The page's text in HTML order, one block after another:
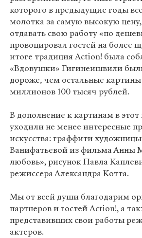
которого в предыдущие годы
молотка за самую высокую
отдавать свою работу «по
провоцировал гостей на более
итоге традиция Action! была
«Вдовушки» Гигинеишвили
дороже, чем остальные
миллионов 100 тысяч рублей.
В дополнение к картинам в этот
уходили не менее интересные
искусства: граффити
Ванифатьевой из фильма Анны
любовь», рисунок Павла
режиссера Александра Котта.
Мы от всей души благодарим
партнеров и гостей Action!, а
представивших свои работы
актеров.